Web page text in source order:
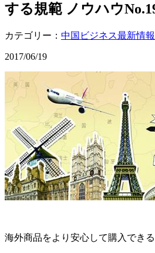
する規範 ノウハウ
カテゴリー： 中国ビジネス最新情
2017/06/19
海外商品をより安心して購入できる